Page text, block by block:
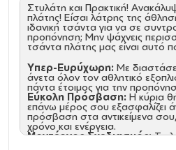
Στυλάτη και Πρακτική!
πλάτης! Είσαι λάτρης της
ιδανική τσάντα για να σε
προπόνηση; Μην ψάχνεις
τσάντα πλάτης μας είναι αυτό
Υπερ-Ευρύχωρη: Με
άνετα όλον τον αθλητικό
πάντα έτοιμος για την
Εύκολη Πρόσβαση: Η κύρια
επάνω μέρος σου εξασφαλίζει
πρόσβαση στα αντικείμενα σου,
χρόνο και ενέργεια.
Μοντέρνος Σχεδιασμός:Το